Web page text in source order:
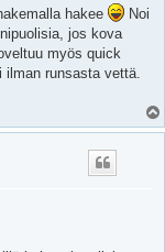
hakee
Noi
jos kova
myös quick
runsasta vettä.
l